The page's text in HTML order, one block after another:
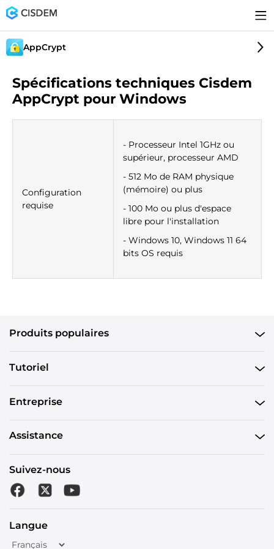
AppCrypt
Spécifications techniques Cisdem
AppCrypt pour Windows
Configuration
requise
- Processeur Intel 1GHz ou
supérieur, processeur AMD
- 512 Mo de RAM physique
(mémoire) ou plus
- 100 Mo ou plus d'espace
libre pour l'installation
- Windows 10, Windows 11 64
bits OS requis
Produits populaires
Tutoriel
Entreprise
Assistance
Suivez-nous
Langue